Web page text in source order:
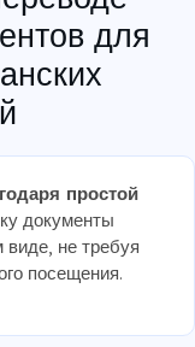
для
простой
документы
не требуя
посещения.